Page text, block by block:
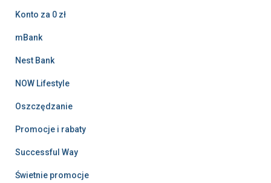
Konto za 0 zł
mBank
Nest Bank
NOW Lifestyle
Oszczędzanie
Promocje i rabaty
Successful Way
Świetnie promocje